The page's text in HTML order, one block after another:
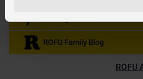
ROFU Family Blog
ROFU